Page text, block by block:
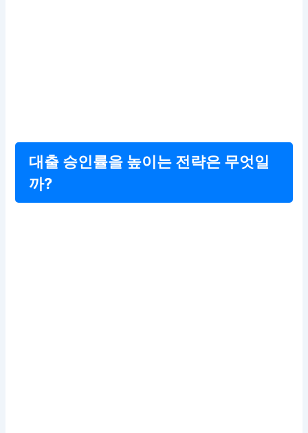
대출 승인률을 높이는 전략은 무엇일
까?